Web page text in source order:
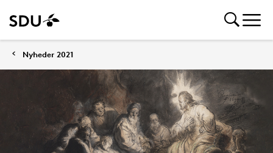
Nyheder 2021